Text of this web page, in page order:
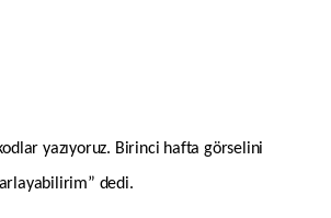
yazıyoruz. Birinci hafta görselini
dedi.